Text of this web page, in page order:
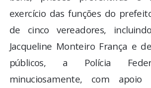
exercício das funções do
de cinco vereadores,
Jacqueline Monteiro França e
públicos, a Polícia
minuciosamente, com